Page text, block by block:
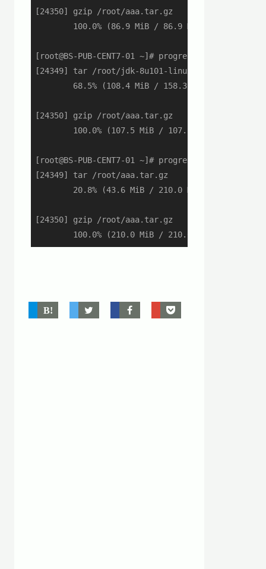
[24350] gzip /root/aaa.tar.gz
        100.0% (86.9 MiB / 86.9 MiB)
[root@BS-PUB-CENT7-01 ~]# progress
[24349] tar /root/jdk-8u101-linux-x64.rpm
        68.5% (108.4 MiB / 158.3 MiB)
[24350] gzip /root/aaa.tar.gz
        100.0% (107.5 MiB / 107.5 MiB)
[root@BS-PUB-CENT7-01 ~]# progress
[24349] tar /root/aaa.tar.gz
        20.8% (43.6 MiB / 210.0 MiB)
[24350] gzip /root/aaa.tar.gz
        100.0% (210.0 MiB / 210.0 MiB)